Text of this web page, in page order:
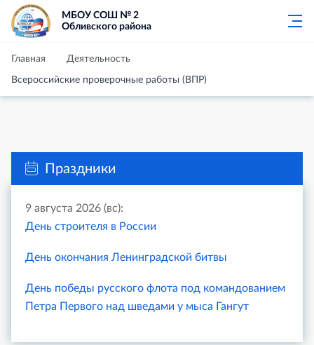
МБОУ СОШ № 2
Обливского района
Главная Деятельность
Всероссийские проверочные работы (ВПР)
Праздники
9 августа 2026 (вс):
День строителя в России
День окончания Ленинградской битвы
День победы русского флота под командованием
Петра Первого над шведами у мыса Гангут